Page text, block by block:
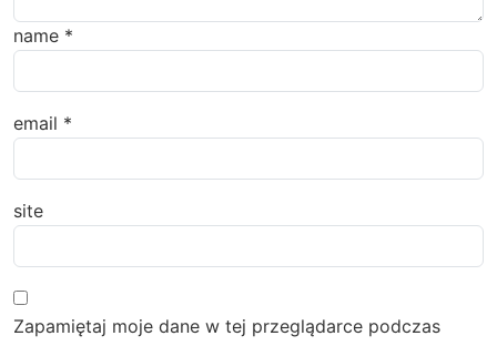
name *
email *
site
Zapamiętaj moje dane w tej przeglądarce podczas